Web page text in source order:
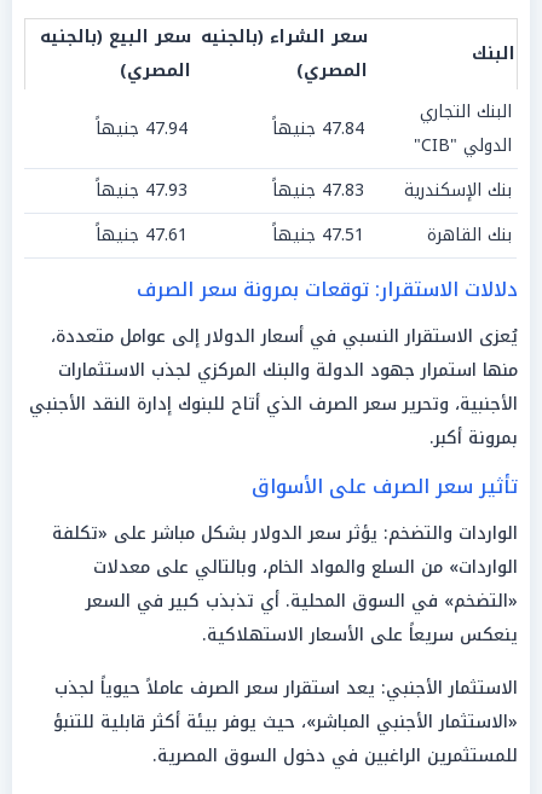
البنك
سعر الشراء (بالجنيه
المصري)
سعر البيع (بالجنيه
المصري)
البنك التجاري
الدولي "CIB"
47.84 جنيهاً
47.94 جنيهاً
بنك الإسكندرية
47.83 جنيهاً
47.93 جنيهاً
بنك القاهرة
47.51 جنيهاً 47.61 جنيهاً
دلالات الاستقرار: توقعات بمرونة سعر الصرف
يُعزى الاستقرار النسبي في أسعار الدولار إلى عوامل متعددة،
منها استمرار جهود الدولة والبنك المركزي لجذب الاستثمارات
الأجنبية، وتحرير سعر الصرف الذي أتاح للبنوك إدارة النقد الأجنبي
بمرونة أكبر.
تأثير سعر الصرف على الأسواق
الواردات والتضخم: يؤثر سعر الدولار بشكل مباشر على «تكلفة
الواردات» من السلع والمواد الخام، وبالتالي على معدلات
«التضخم» في السوق المحلية. أي تذبذب كبير في السعر
ينعكس سريعاً على الأسعار الاستهلاكية.
الاستثمار الأجنبي: يعد استقرار سعر الصرف عاملاً حيوياً لجذب
«الاستثمار الأجنبي المباشر»، حيث يوفر بيئة أكثر قابلية للتنبؤ
للمستثمرين الراغبين في دخول السوق المصرية.